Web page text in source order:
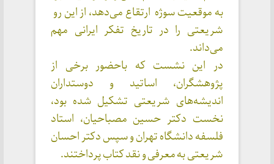
به موقعیت سوژه ارتقاع می‌دهد، از این رو
شریعتی را در تاریخ تفکر ایرانی مهم
می‌داند.
در این نشست که باحضور برخی از
پژوهشگران، اساتید و دوستداران
اندیشه‌های شریعتی تشکیل شده بود،
نخست دکتر حسین مصباحیان، استاد
فلسفه دانشگاه تهران و سپس دکتر احسان
شریعتی به معرفی و نقد کتاب پرداختند.